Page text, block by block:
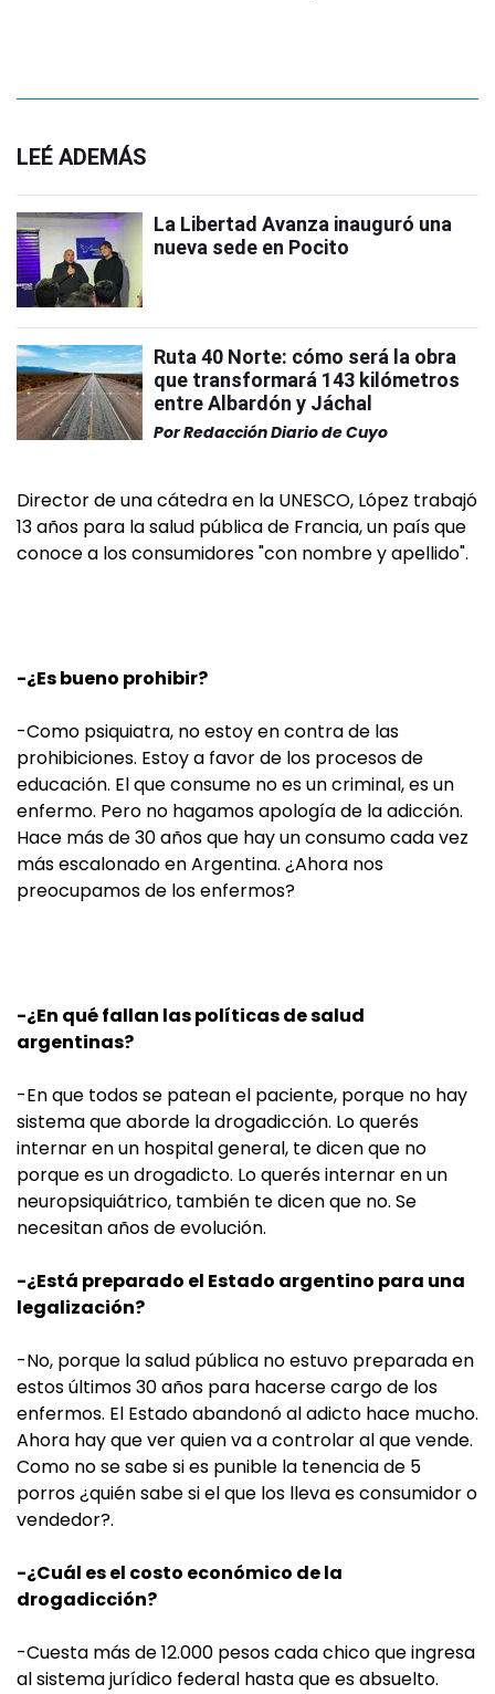
LEÉ ADEMÁS
La Libertad Avanza inauguró una
nueva sede en Pocito
Ruta 40 Norte: cómo será la obra
que transformará 143 kilómetros
entre Albardón y Jáchal
PorRedacción Diario de Cuyo
Director de una cátedra en la UNESCO, López trabajó
13 años para la salud pública de Francia, un país que
conoce a los consumidores "con nombre y apellido".
-¿Es bueno prohibir?
-Como psiquiatra, no estoy en contra de las
prohibiciones. Estoy a favor de los procesos de
educación. El que consume no es un criminal, es un
enfermo. Pero no hagamos apología de la adicción.
Hace más de 30 años que hay un consumo cada vez
más escalonado en Argentina. ¿Ahora nos
preocupamos de los enfermos?
-¿En qué fallan las políticas de salud
argentinas?
-En que todos se patean el paciente, porque no hay
sistema que aborde la drogadicción. Lo querés
internar en un hospital general, te dicen que no
porque es un drogadicto. Lo querés internar en un
neuropsiquiátrico, también te dicen que no. Se
necesitan años de evolución.
-¿Está preparado el Estado argentino para una
legalización?
-No, porque la salud pública no estuvo preparada en
estos últimos 30 años para hacerse cargo de los
enfermos. El Estado abandonó al adicto hace mucho.
Ahora hay que ver quien va a controlar al que vende.
Como no se sabe si es punible la tenencia de 5
porros ¿quién sabe si el que los lleva es consumidor o
vendedor?.
-¿Cuál es el costo económico de la
drogadicción?
-Cuesta más de 12.000 pesos cada chico que ingresa
al sistema jurídico federal hasta que es absuelto.